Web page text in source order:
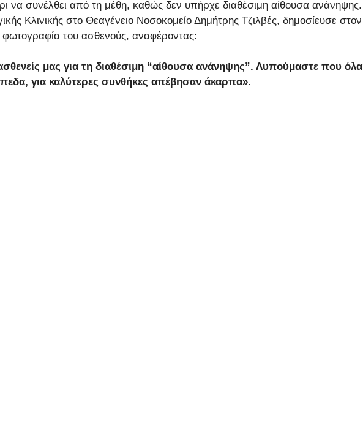
να συνέλθει από τη μέθη, καθώς δεν υπήρχε διαθέσιμη αίθουσα ανάνηψης.
Κλινικής στο Θεαγένειο Νοσοκομείο Δημήτρης Τζιλβές, δημοσίευσε στον
του ασθενούς, αναφέροντας:
μας για τη διαθέσιμη “αίθουσα ανάνηψης”. Λυπούμαστε που όλα
για καλύτερες συνθήκες απέβησαν άκαρπα».